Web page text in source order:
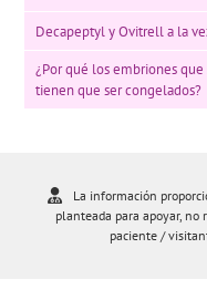
Decapeptyl y Ovitrell a la
¿Por qué los embriones que
tienen que ser congelados?
La información
planteada para apoyar,
paciente /